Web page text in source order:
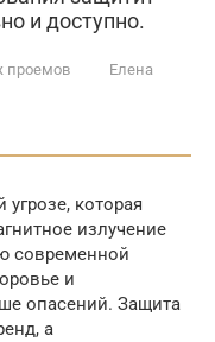
и доступно.
проемов
Елена
которая
излучение
современной
и
опасений. Защита
а